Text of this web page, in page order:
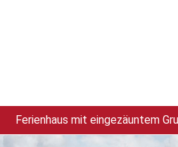
Ferienhaus mit eingezäuntem